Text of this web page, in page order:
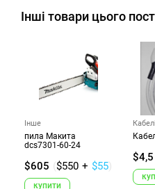
Інші товари цього
Інше
пила Макита
dcs7301-60-24
$605 ($550 + $55)
купити
$4,5